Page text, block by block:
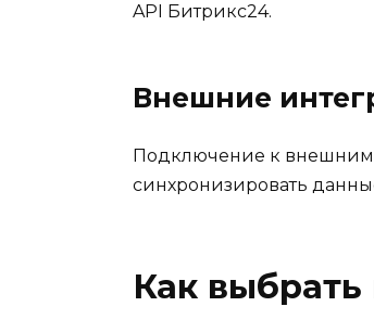
API Битрикс24.
Внешние
Подключение к внешним
синхронизировать
Как